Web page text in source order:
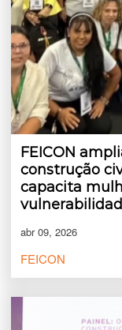
FEICON
construção
capacita
abr 09, 2026
FEICON